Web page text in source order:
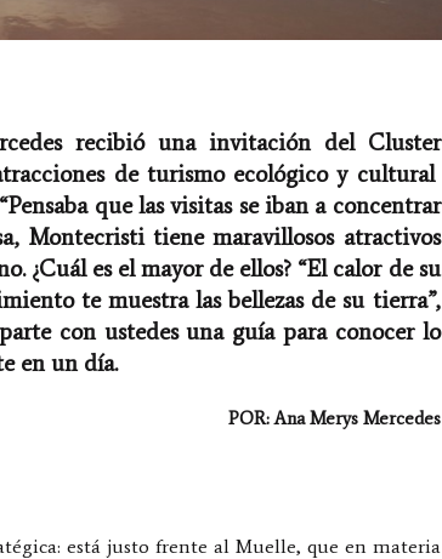
recibió una invitación del Cluster
de turismo ecológico y cultural
que las visitas se iban a concentrar
Montecristi tiene maravillosos atractivos
¿Cuál es el mayor de ellos? “El calor de su
te muestra las bellezas de su tierra”,
con ustedes una guía para conocer lo
en un día.
POR: Ana Merys Mercedes
está justo frente al Muelle, que en materia